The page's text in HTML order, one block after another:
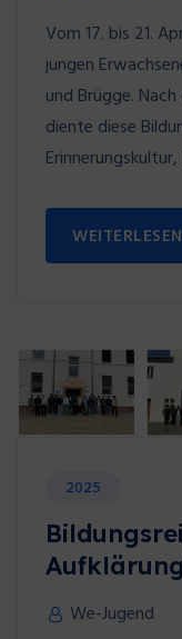
Vom 17. bis 21.
jungen
und Brügge.
diente diese
WEITERLESEN
2025
We-Jugend